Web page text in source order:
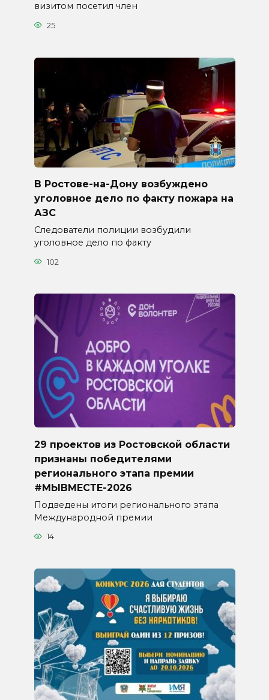
визитом посетил член
25
В Ростове-на-Дону возбуждено
уголовное дело по факту пожара на
АЗС
Следователи полиции возбудили
уголовное дело по факту
102
29 проектов из Ростовской области
признаны победителями
регионального этапа премии
#МЫВМЕСТЕ-2026
Подведены итоги регионального этапа
Международной премии
14